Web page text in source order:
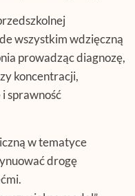
wszystkim wdzięczną
prowadząc diagnozę,
koncentracji,
sprawność
w tematyce
drogę